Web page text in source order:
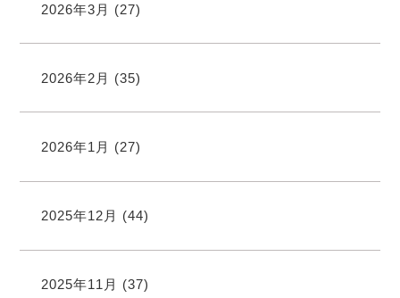
2026年3月 (27)
2026年2月 (35)
2026年1月 (27)
2025年12月 (44)
2025年11月 (37)